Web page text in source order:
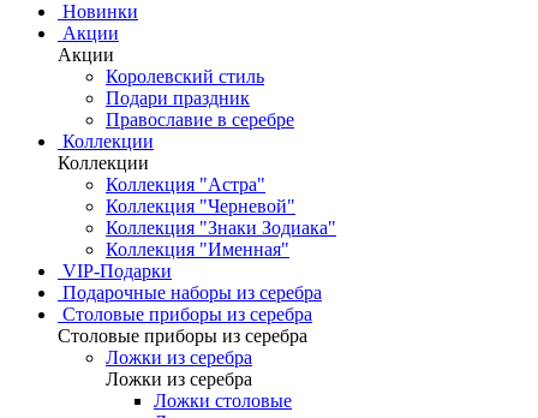
Новинки
Акции
Акции
Королевский стиль
Подари праздник
Православие в серебре
Коллекции
Коллекции
Коллекция "Астра"
Коллекция "Черневой"
Коллекция "Знаки Зодиака"
Коллекция "Именная"
VIP-Подарки
Подарочные наборы из серебра
Столовые приборы из серебра
Столовые приборы из серебра
Ложки из серебра
Ложки из серебра
Ложки столовые